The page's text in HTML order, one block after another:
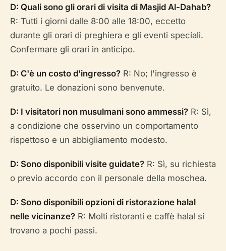
D: Quali sono gli orari di visita di Masjid Al-Dahab?
R: Tutti i giorni dalle 8:00 alle 18:00, eccetto
durante gli orari di preghiera e gli eventi speciali.
Confermare gli orari in anticipo.
D: C'è un costo d'ingresso? R: No; l'ingresso è
gratuito. Le donazioni sono benvenute.
D: I visitatori non musulmani sono ammessi? R: Sì,
a condizione che osservino un comportamento
rispettoso e un abbigliamento modesto.
D: Sono disponibili visite guidate? R: Sì, su richiesta
o previo accordo con il personale della moschea.
D: Sono disponibili opzioni di ristorazione halal
nelle vicinanze? R: Molti ristoranti e caffè halal si
trovano a pochi passi.